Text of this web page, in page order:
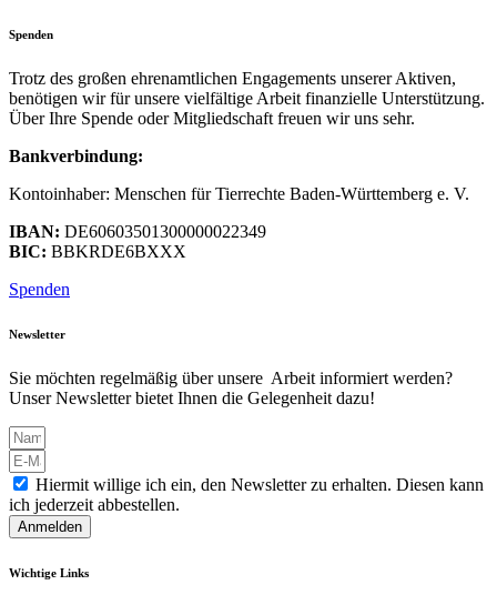
Spenden
Trotz des großen ehrenamtlichen Engagements unserer Aktiven,
benötigen wir für unsere vielfältige Arbeit finanzielle Unterstützung.
Über Ihre Spende oder Mitgliedschaft freuen wir uns sehr.
Bankverbindung:
Kontoinhaber: Menschen für Tierrechte Baden-Württemberg e. V.
IBAN: DE60603501300000022349
BIC: BBKRDE6BXXX
Spenden
Newsletter
Sie möchten regelmäßig über unsere Arbeit informiert werden?
Unser Newsletter bietet Ihnen die Gelegenheit dazu!
Hiermit willige ich ein, den Newsletter zu erhalten. Diesen kann
ich jederzeit abbestellen.
Anmelden
Wichtige Links